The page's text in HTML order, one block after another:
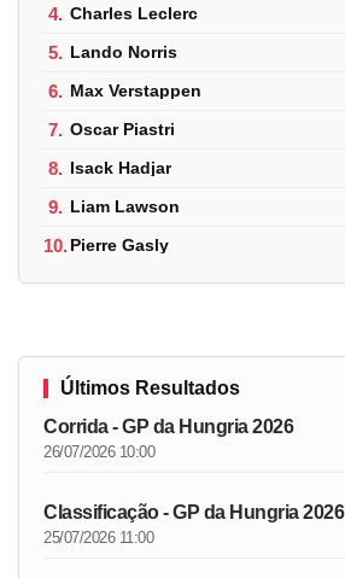
4. Charles Leclerc
5. Lando Norris
6. Max Verstappen
7. Oscar Piastri
8. Isack Hadjar
9. Liam Lawson
10.Pierre Gasly
Últimos Resultados
Corrida - GP da Hungria 2026
26/07/2026 10:00
Classificação - GP da Hungria 2026
25/07/2026 11:00